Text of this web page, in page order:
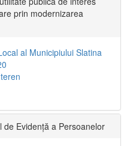
prin modernizarea
al Municipiului Slatina
de Evidență a Persoanelor